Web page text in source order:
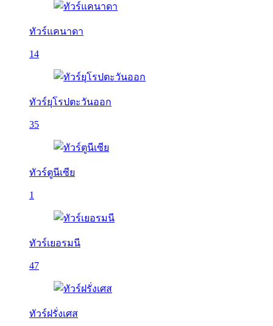
ทัวร์แคนาดา
14
ทัวร์ยุโรปตะวันออก
35
ทัวร์ตูนีเซีย
1
ทัวร์เยอรมนี
47
ทัวร์ฝรั่งเศส